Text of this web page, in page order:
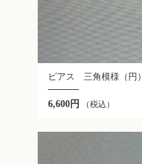
ピアス 三角模様（円）
6,600円 （税込）